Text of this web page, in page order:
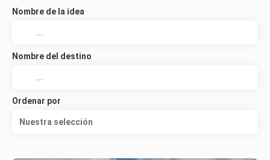
Nombre de la idea
Nombre del destino
Ordenar por
Nuestra selección